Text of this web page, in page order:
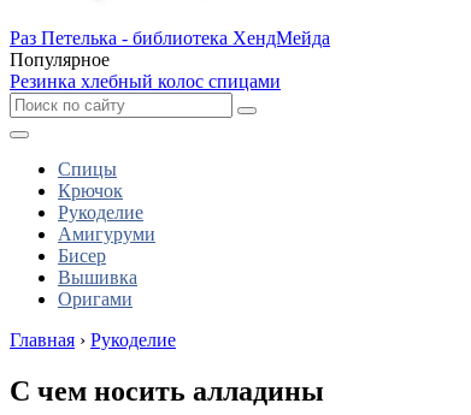
Раз Петелька - библиотека ХендМейда
Популярное
Резинка хлебный колос спицами
Спицы
Крючок
Рукоделие
Амигуруми
Бисер
Вышивка
Оригами
Главная › Рукоделие
С чем носить алладины